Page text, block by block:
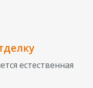
естественная